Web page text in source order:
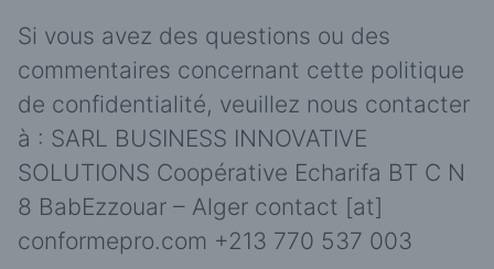
Si vous avez des questions ou des
commentaires concernant cette politique
de confidentialité, veuillez nous contacter
à : SARL BUSINESS INNOVATIVE
SOLUTIONS Coopérative Echarifa BT C N
8 BabEzzouar – Alger contact​ ​​[at]​ ​
conformepro.com +213 770 537 003